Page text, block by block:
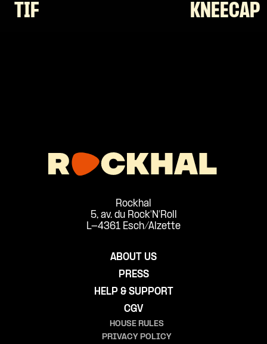
TIF KNEECAP
Rockhal
5, av. du Rock'N'Roll
L-4361 Esch/Alzette
ABOUT US
PRESS
HELP & SUPPORT
CGV
HOUSE RULES
PRIVACY POLICY